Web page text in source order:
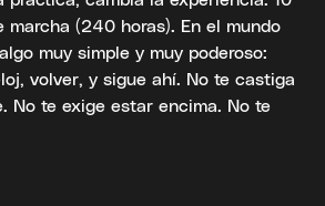
marcha (240 horas). En el mundo
muy simple y muy poderoso:
volver, y sigue ahí. No te castiga
No te exige estar encima. No te